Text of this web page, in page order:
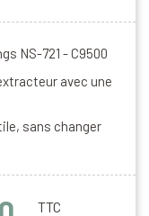
NS-721 - C9500
avec une
sans changer
TTC